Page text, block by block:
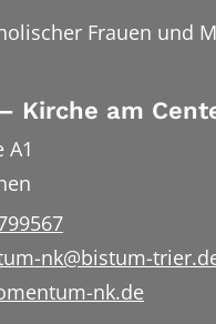
Frauen und
Kirche am
A1
nk@bistum-
nk.de